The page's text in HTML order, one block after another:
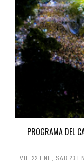
PROGRAMA DEL
VIE 22 ENE, SÁB 23